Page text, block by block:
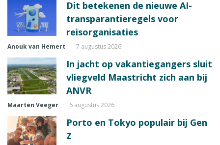
Dit betekenen de nieuwe AI-
transparantieregels voor
reisorganisaties
Anouk van Hemert 7 augustus 2026
In jacht op vakantiegangers sluit
vliegveld Maastricht zich aan bij
ANVR
Maarten Veeger 6 augustus 2026
Porto en Tokyo populair bij Gen
Z